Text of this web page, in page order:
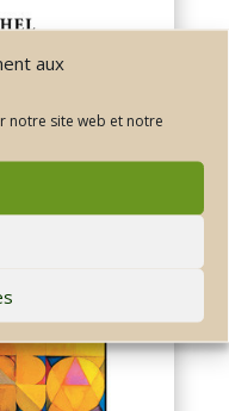
aux
notre site web et notre